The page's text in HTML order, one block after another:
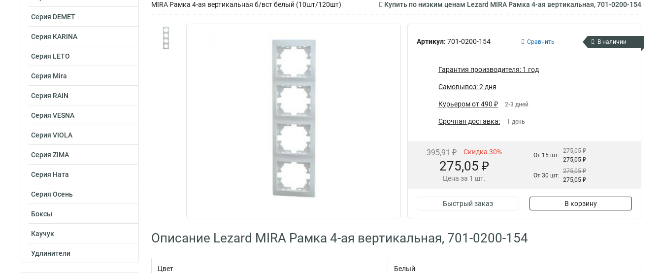
Серия DEMET
Серия KARINA
Серия LETO
Серия Mira
Серия RAIN
Серия VESNA
Серия VIOLA
Серия ZIMA
Серия Ната
Серия Осень
Боксы
Каучук
Удлинители
MIRA Рамка 4-ая вертикальная б/вст белый (10шт/120шт) Купить по низким ценам Lezard MIRA Рамка 4-ая вертикальная, 701-0200-154
Артикул: 701-0200-154 Сравнить В наличии
Гарантия производителя: 1 год
Самовывоз: 2 дня
Курьером от 490 ₽ 2-3 дней
Срочная доставка: 1 день
395,91 ₽ Скидка 30%
275,05 ₽
Цена за 1 шт.
От 15 шт:
275,05 ₽
275,05 ₽
От 30 шт:
275,05 ₽
275,05 ₽
Быстрый заказ В корзину
Описание Lezard MIRA Рамка 4-ая вертикальная, 701-0200-154
Цвет Белый